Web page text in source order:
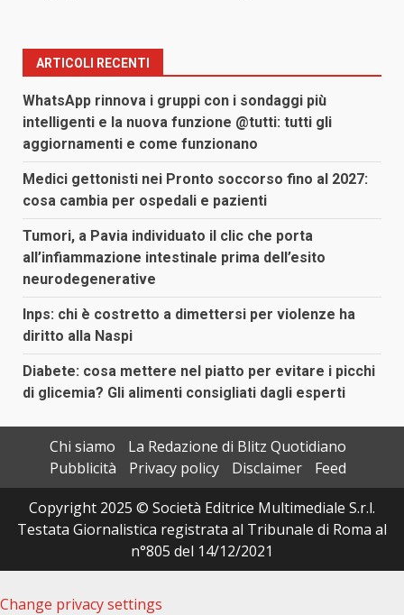
ARTICOLI RECENTI
WhatsApp rinnova i gruppi con i sondaggi più
intelligenti e la nuova funzione @tutti: tutti gli
aggiornamenti e come funzionano
Medici gettonisti nei Pronto soccorso fino al 2027:
cosa cambia per ospedali e pazienti
Tumori, a Pavia individuato il clic che porta
all’infiammazione intestinale prima dell’esito
neurodegenerative
Inps: chi è costretto a dimettersi per violenze ha
diritto alla Naspi
Diabete: cosa mettere nel piatto per evitare i picchi
di glicemia? Gli alimenti consigliati dagli esperti
Chi siamo
La Redazione di Blitz Quotidiano
Pubblicità
Privacy policy Disclaimer
Feed
Copyright 2025 © Società Editrice Multimediale S.r.l.
Testata Giornalistica registrata al Tribunale di Roma al
n°805 del 14/12/2021
Change privacy settings